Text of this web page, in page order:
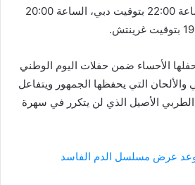
بتوقيت مكة المكرمة، الساعة 22:00 بتوقيت دبي، الساعة 20:00
الأحساء ضمن حفلات اليوم الوطني
الأغاني والألحان التي يحفظها الجمهور ويتفاعل
الأصيل الذي لن يتكرر في سهرة
عرض مسلسل الدم الفاسد